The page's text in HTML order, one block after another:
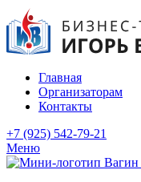
Главная
Организаторам
Контакты
+7 (925) 542-79-21
Меню